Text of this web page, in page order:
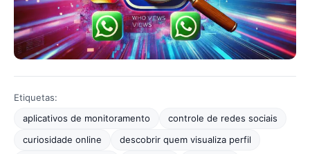
Etiquetas:
aplicativos de monitoramento
controle de redes sociais
curiosidade online
descobrir quem visualiza perfil